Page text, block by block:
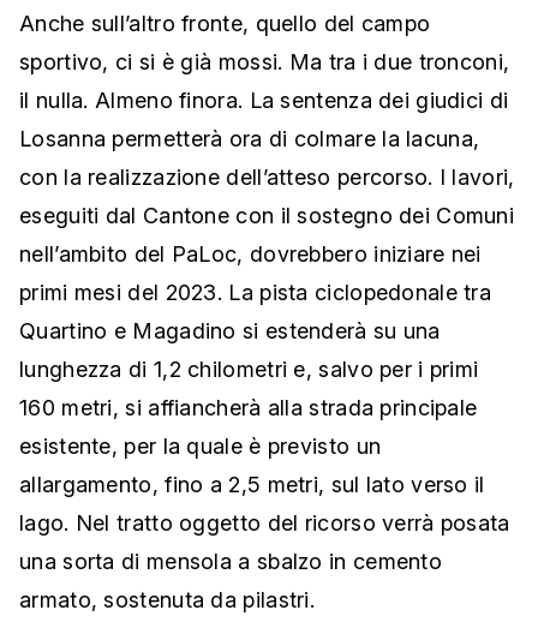
Anche sull’altro fronte, quello del campo
sportivo, ci si è già mossi. Ma tra i due tronconi,
il nulla. Almeno finora. La sentenza dei giudici di
Losanna permetterà ora di colmare la lacuna,
con la realizzazione dell’atteso percorso. I lavori,
eseguiti dal Cantone con il sostegno dei Comuni
nell’ambito del PaLoc, dovrebbero iniziare nei
primi mesi del 2023. La pista ciclopedonale tra
Quartino e Magadino si estenderà su una
lunghezza di 1,2 chilometri e, salvo per i primi
160 metri, si affiancherà alla strada principale
esistente, per la quale è previsto un
allargamento, fino a 2,5 metri, sul lato verso il
lago. Nel tratto oggetto del ricorso verrà posata
una sorta di mensola a sbalzo in cemento
armato, sostenuta da pilastri.